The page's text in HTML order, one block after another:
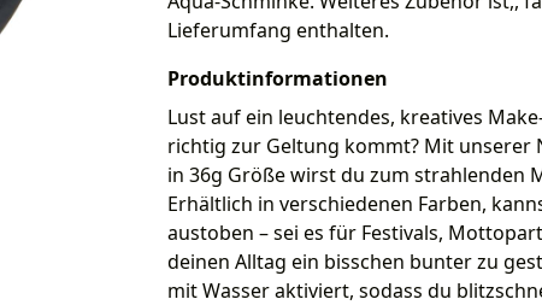
Lieferumfang enthalten.
Produktinformationen
Lust auf ein leuchtendes, kreatives
richtig zur Geltung kommt? Mit unserer
in 36g Größe wirst du zum strahlenden
Erhältlich in verschiedenen Farben,
austoben – sei es für Festivals,
deinen Alltag ein bisschen bunter zu
mit Wasser aktiviert, sodass du